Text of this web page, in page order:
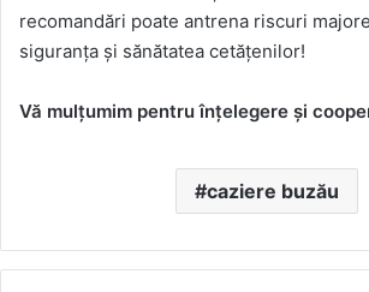
recomandări poate antrena riscuri
siguranța şi sănătatea cetățenilor!
Vă mulțumim pentru înțelegere și
caziere buzău